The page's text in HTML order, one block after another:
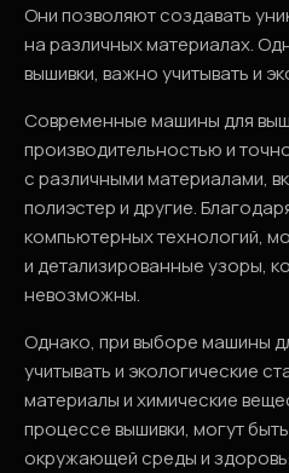
Они позволяют создавать
на различных материалах.
вышивки, важно учитывать и
Современные машины для
производительностью и
с различными материалами,
полиэстер и другие.
компьютерных технологий,
и детализированные узоры,
невозможны.
Однако, при выборе машины
учитывать и экологические
материалы и химические
процессе вышивки, могут
окружающей среды и